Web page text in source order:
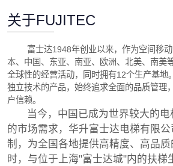
关于FUJITEC
富士达1948年创业以来，作为空间移
本、中国、东亚、南亚、欧洲、北美、南美
全球性的经营活动，同时拥有12个生产基地
独立技术的产品，始终追求全面的品质管理
户信赖。
当今，中国已成为世界较大的
的市场需求，华升富士达电梯有限
制，为全国各地提供高精度、高品质
时，与位于上海"富士达城"内的扶梯